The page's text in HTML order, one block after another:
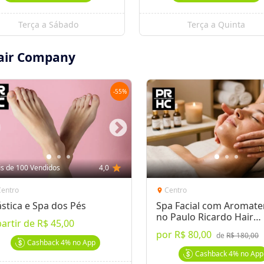
09/12)
+ Buço no Paulo Ricardo, de R$40 por
Regiane de Almeida
única visita
com o estabelecimento (informar o
de horários do local
o voucher será considerado
Terça a Sábado Terça a Quinta
Company
-55%
de 100 Vendidos 4,0 star
e Spa dos Pés
de R$ 45,00
Cashback4%no App
location_on Centro
Spa Facial com
no Paulo Ricardo Hair
Company
por R$ 80,00 deR$ 180,00
Cashback4%no App